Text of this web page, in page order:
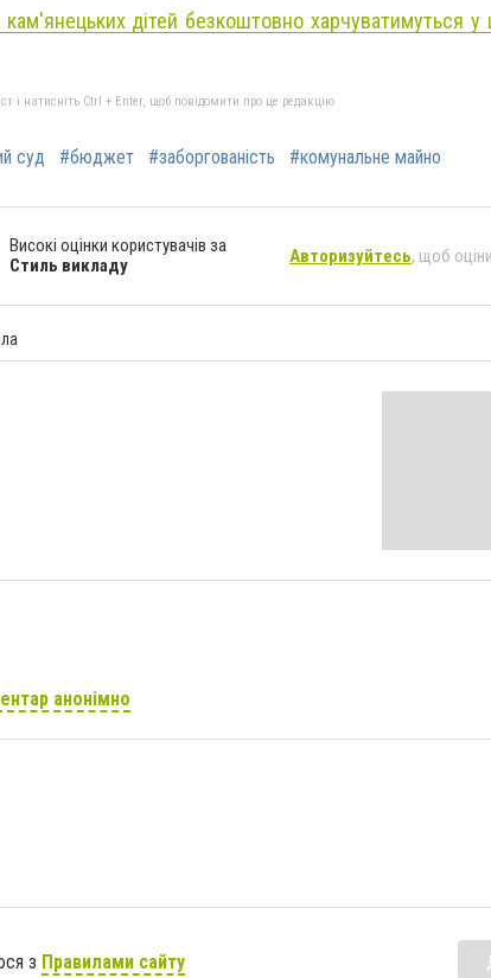
дітей безкоштовно харчуватимуться у
і натисніть Ctrl + Enter, щоб повідомити про це редакцію
суд #бюджет #заборгованість #комунальне майно
Високі оцінки користувачів за
Стиль викладу
Авторизуйтесь, щоб
анонімно
з Правилами сайту